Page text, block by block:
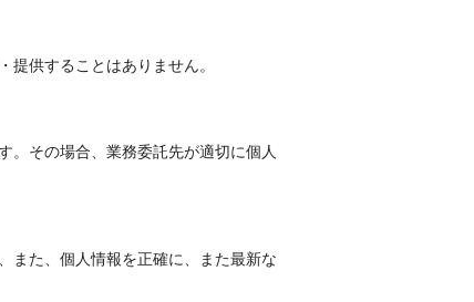
供することはありません。
。その場合、業務委託先が適切に個人
また、個人情報を正確に、また最新な